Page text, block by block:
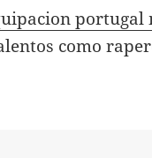
portugal
como